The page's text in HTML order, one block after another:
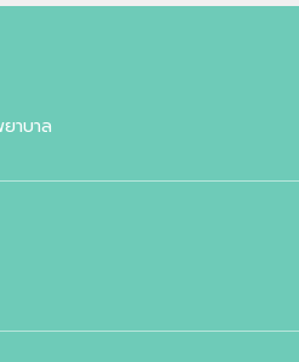
าบาล